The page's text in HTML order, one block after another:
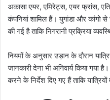
अकासा एयर, एमिरेट्स, एयर फ्रांस,
कंपनियां शामिल हैं। युगांडा और कांगो
की गई है ताकि निगरानी प्रक्रिया
नियमों के अनुसार उड़ान के दौरान
जानकारी देना भी अनिवार्य किया गया
करने के निर्देश दिए गए हैं ताकि